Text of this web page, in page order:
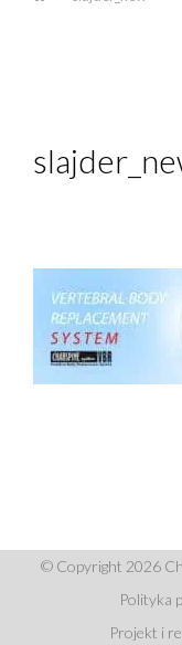
© Copyright 2026
Polityka
Projekt i